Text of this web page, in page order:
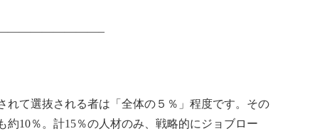
—————–
れて選抜される者は「全体の５％」程度です。その
約10％。計15％の人材のみ、戦略的にジョブロ ー